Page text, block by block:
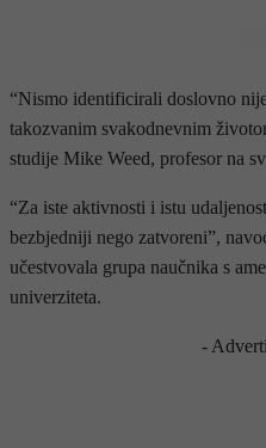
“Nismo identificirali doslovno
takozvanim svakodnevnim
studije Mike Weed, profesor na
“Za iste aktivnosti i istu
bezbjedniji nego zatvoreni”,
učestvovala grupa naučnika s
univerziteta.
-